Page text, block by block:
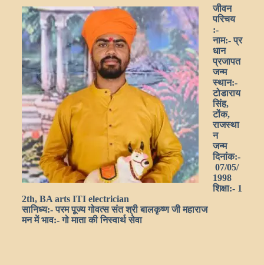
जीवन
परिचय
:-
नाम:-प्र
धान
प्रजापत
जन्म
स्थान:-
टोडाराय
सिंह,
टोंक,
राजस्था
न
जन्म
दिनांक:-
07/05/
1998
शिक्षा:-1
2th, BA arts ITI electrician
सानिध्य:-परम पूज्य गोवत्स संत श्री बालकृष्ण जी महाराज
मन में भाव:-गो माता की निस्वार्थ सेवा